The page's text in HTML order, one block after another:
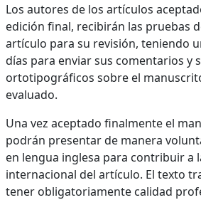
Los autores de los artículos
edición final, recibirán las pruebas
artículo para su revisión, teniendo
días para enviar sus comentarios y
ortotipográficos sobre el
evaluado.
Una vez aceptado finalmente el
podrán presentar de manera
en lengua inglesa para contribuir a
internacional del artículo. El texto
tener obligatoriamente calidad